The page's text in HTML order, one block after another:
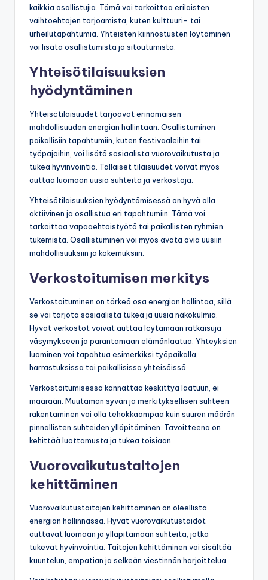
kaikkia osallistujia. Tämä voi tarkoittaa erilaisten
vaihtoehtojen tarjoamista, kuten kulttuuri- tai
urheilutapahtumia. Yhteisten kiinnostusten löytäminen
voi lisätä osallistumista ja sitoutumista.
Yhteisötilaisuuksien
hyödyntäminen
Yhteisötilaisuudet tarjoavat erinomaisen
mahdollisuuden energian hallintaan. Osallistuminen
paikallisiin tapahtumiin, kuten festivaaleihin tai
työpajoihin, voi lisätä sosiaalista vuorovaikutusta ja
tukea hyvinvointia. Tällaiset tilaisuudet voivat myös
auttaa luomaan uusia suhteita ja verkostoja.
Yhteisötilaisuuksien hyödyntämisessä on hyvä olla
aktiivinen ja osallistua eri tapahtumiin. Tämä voi
tarkoittaa vapaaehtoistyötä tai paikallisten ryhmien
tukemista. Osallistuminen voi myös avata ovia uusiin
mahdollisuuksiin ja kokemuksiin.
Verkostoitumisen merkitys
Verkostoituminen on tärkeä osa energian hallintaa, sillä
se voi tarjota sosiaalista tukea ja uusia näkökulmia.
Hyvät verkostot voivat auttaa löytämään ratkaisuja
väsymykseen ja parantamaan elämänlaatua. Yhteyksien
luominen voi tapahtua esimerkiksi työpaikalla,
harrastuksissa tai paikallisissa yhteisöissä.
Verkostoitumisessa kannattaa keskittyä laatuun, ei
määrään. Muutaman syvän ja merkityksellisen suhteen
rakentaminen voi olla tehokkaampaa kuin suuren määrän
pinnallisten suhteiden ylläpitäminen. Tavoitteena on
kehittää luottamusta ja tukea toisiaan.
Vuorovaikutustaitojen
kehittäminen
Vuorovaikutustaitojen kehittäminen on oleellista
energian hallinnassa. Hyvät vuorovaikutustaidot
auttavat luomaan ja ylläpitämään suhteita, jotka
tukevat hyvinvointia. Taitojen kehittäminen voi sisältää
kuuntelun, empatian ja selkeän viestinnän harjoittelua.